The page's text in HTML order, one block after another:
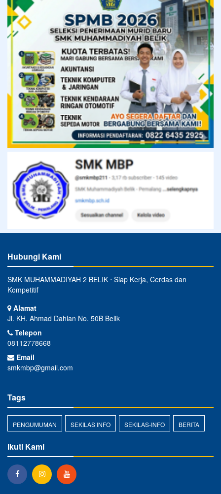
Hubungi Kami
SMK MUHAMMADIYAH 2 BELIK ⋅ Siap Kerja, Cerdas dan
Kompetitif
Alamat
Jl. KH. Ahmad Dahlan No. 50B Belik
Telepon
08112778668
Email
smkmbp@gmail.com
Tags
PENGUMUMAN SEKILAS INFO SEKILAS-INFO BERITA
Ikuti Kami